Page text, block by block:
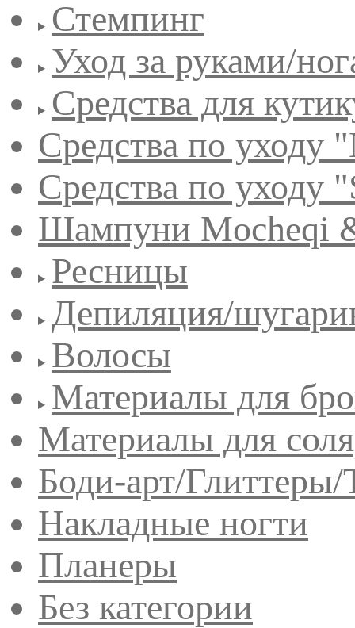
Стемпинг
Уход за руками/
Средства для
Средства по уходу
Средства по уходу
Шампуни Mocheqi
Ресницы
Депиляция/
Волосы
Материалы для
Материалы для
Боди-арт/
Накладные ногти
Планеры
Без категории